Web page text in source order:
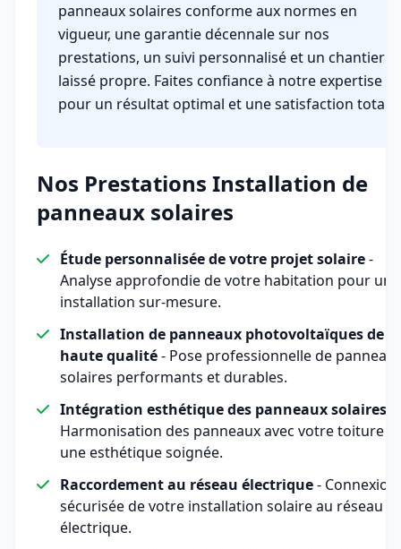
panneaux solaires conforme aux normes en
vigueur, une garantie décennale sur nos
prestations, un suivi personnalisé et un chantier
laissé propre. Faites confiance à notre expertise
pour un résultat optimal et une satisfaction totale.
Nos Prestations Installation de
panneaux solaires
Étude personnalisée de votre projet solaire-
Analyse approfondie de votre habitation pour une
installation sur-mesure.
Installation de panneaux photovoltaïques de
haute qualité- Pose professionnelle de
solaires performants et durables.
Intégration esthétique des panneaux solaires
Harmonisation des panneaux avec votre toiture
une esthétique soignée.
Raccordement au réseau électrique- Connexion
sécurisée de votre installation solaire au réseau
électrique.